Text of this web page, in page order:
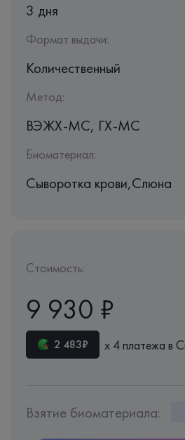
3 дня
Формат выдачи:
Количественный
Метод:
ВЭЖХ-МС, ГХ-МС
Биоматериал:
Сыворотка крови,Слюна
Стоимость:
9 930 ₽
2 483₽ х 4 платежа в
Взятие биоматериала: